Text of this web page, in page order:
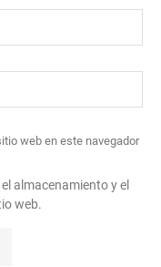
web en este navegador
almacenamiento y el
web.